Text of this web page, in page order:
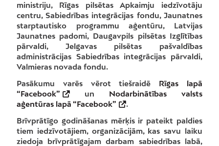
ministriju, Rīgas pilsētas Apkaimju iedzīvotāju
centru, Sabiedrības integrācijas fondu, Jaunatnes
starptautisko programmu aģentūru, Latvijas
Jaunatnes padomi, Daugavpils pilsētas Izglītības
pārvaldi, Jelgavas pilsētas pašvaldības
administrācijas Sabiedrības integrācijas pārvaldi,
Valmieras novada fondu.
Pasākumu varēs vērot tiešraidē Rīgas lapā
“Facebook”
un Nodarbinātības valsts
aģentūras lapā “Facebook”
.
Brīvprātīgo godināšanas mērķis ir pateikt paldies
tiem iedzīvotājiem, organizācijām, kas savu laiku
ziedoja brīvprātīgajam darbam sabiedrības labā,